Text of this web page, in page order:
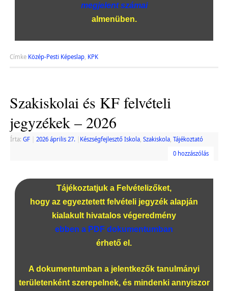
megjelent számai
almenüben.
Címke Közép-Pesti Képeslap, KPK
Szakiskolai és KF felvételi
jegyzékek – 2026
Írta: GF 2026 április 27. Készségfejlesztő Iskola, Szakiskola, Tájékoztató
0 hozzászólás
Tájékoztatjuk a Felvételizőket,
hogy az egyeztetett felvételi jegyzék alapján
kialakult hivatalos végeredmény
ebben a PDF dokumentumban
érhető el.
A dokumentumban a jelentkezők tanulmányi
területenként szerepelnek, és mindenki annyiszor